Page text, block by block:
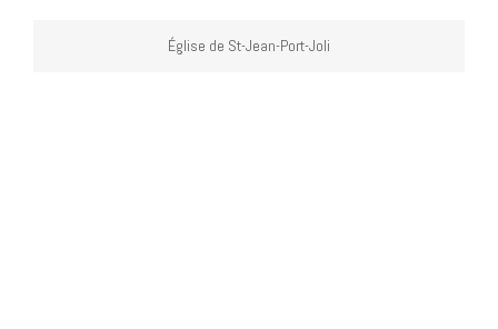
Église de St-Jean-Port-Joli